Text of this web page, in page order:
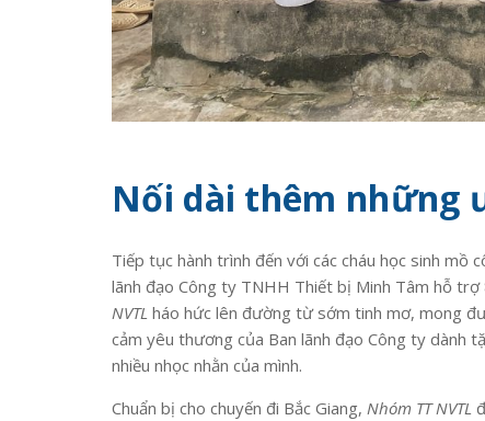
Nối dài thêm những
Tiếp tục hành trình đến với các cháu học sinh mồ
lãnh đạo Công ty TNHH Thiết bị Minh Tâm hỗ trợ
NVTL háo hức lên đường từ sớm tinh mơ, mong
cảm yêu thương của Ban lãnh đạo Công ty dành
nhiều nhọc nhằn của mình.
Chuẩn bị cho chuyến đi Bắc Giang, Nhóm TT NVTL